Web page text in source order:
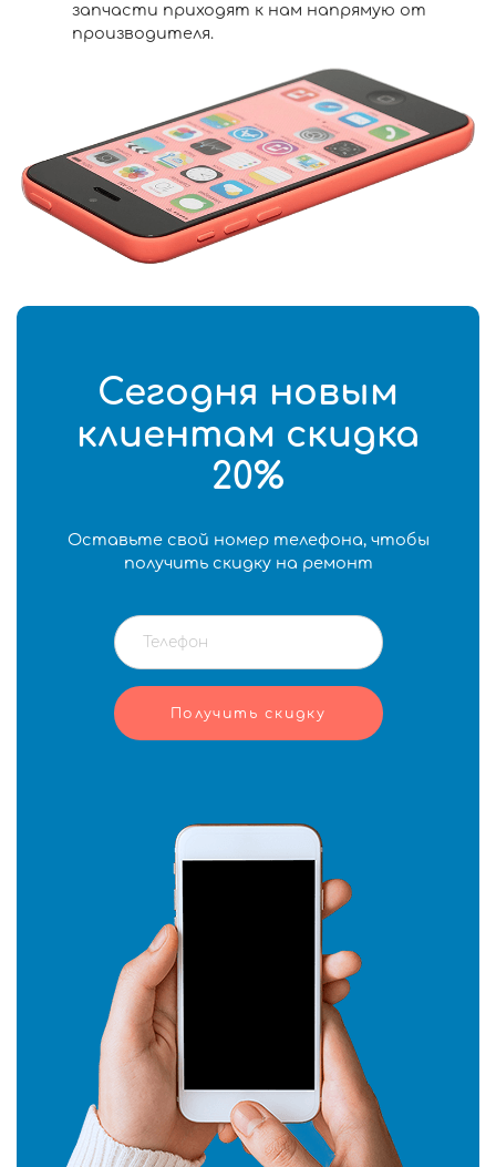
запчасти приходят к нам напрямую от
производителя.
Сегодня новым
клиентам скидка
20%
Оставьте свой номер телефона, чтобы
получить скидку на ремонт